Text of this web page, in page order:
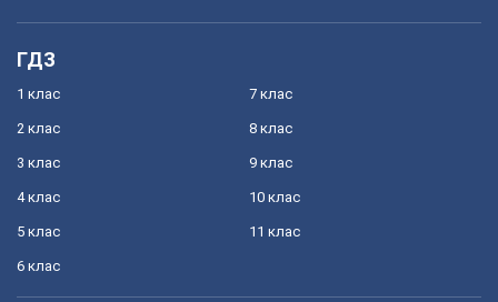
ГДЗ
1 клас
2 клас
3 клас
4 клас
5 клас
6 клас
7 клас
8 клас
9 клас
10 клас
11 клас